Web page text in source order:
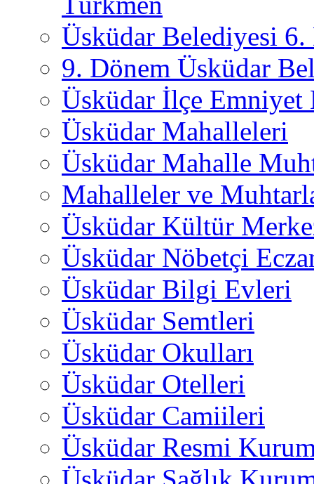
Üsküdar Belediyesi 6.
9. Dönem Üsküdar
Üsküdar İlçe
Üsküdar Mahalleleri
Üsküdar Mahalle
Mahalleler ve
Üsküdar Kültür
Üsküdar Nöbetçi
Üsküdar Bilgi Evleri
Üsküdar Semtleri
Üsküdar Okulları
Üsküdar Otelleri
Üsküdar Camiileri
Üsküdar Resmi